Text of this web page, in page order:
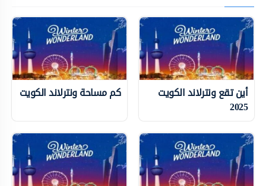
أين تقع ونترلاند الكويت
2025
كم مساحة ونترلاند الكويت